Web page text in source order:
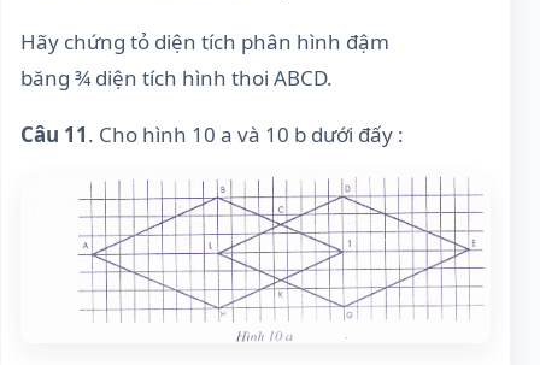
Hãy chứng tỏ diện tích phân hình đậm
băng ¾ diện tích hình thoi ABCD.
Câu 11. Cho hình 10 a và 10 b dưới đấy :